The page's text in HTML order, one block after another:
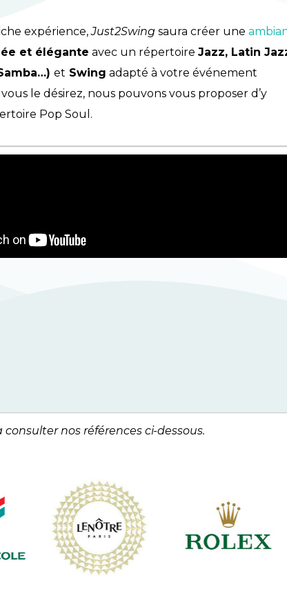
expérience,Just2Swing saura créer une
et élégante avec un répertoire Jazz, Latin
et Swing adapté à votre événement
vous le désirez, nous pouvons vous proposer d’y
Pop Soul.
consulter nos références ci-dessous.